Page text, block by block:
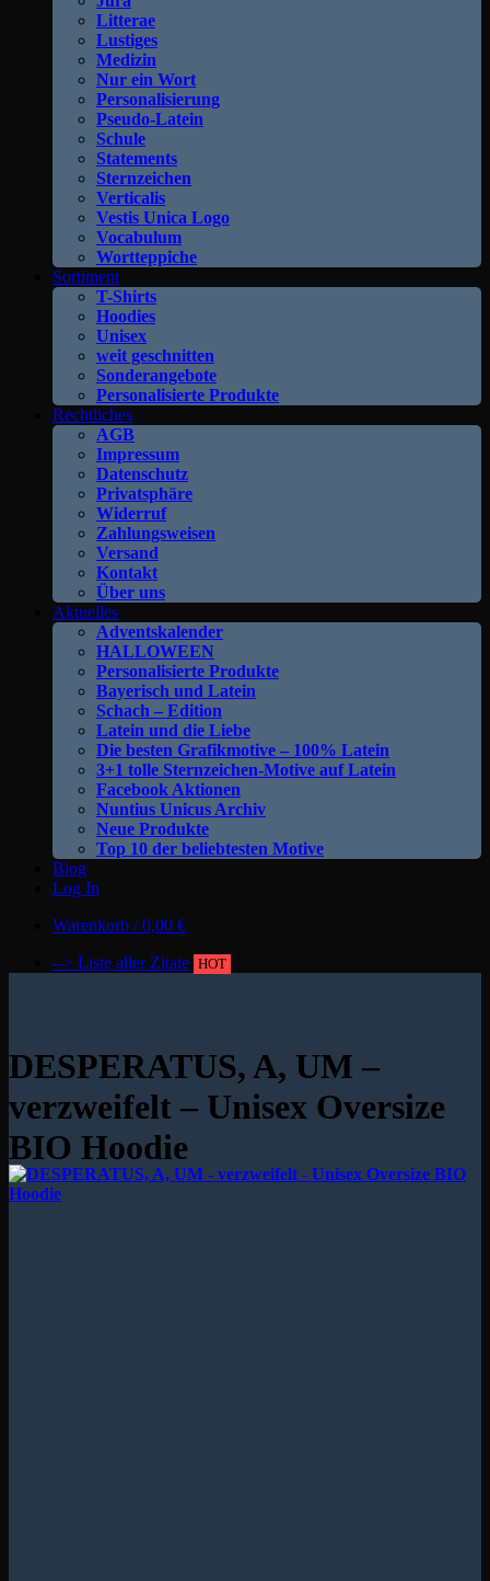
Litterae
Lustiges
Medizin
Nur ein Wort
Personalisierung
Pseudo-Latein
Schule
Statements
Sternzeichen
Verticalis
Vestis Unica Logo
Vocabulum
Wortteppiche
Sortiment
T-Shirts
Hoodies
Unisex
weit geschnitten
Sonderangebote
Personalisierte Produkte
Rechtliches
AGB
Impressum
Datenschutz
Privatsphäre
Widerruf
Zahlungsweisen
Versand
Kontakt
Über uns
Aktuelles
Adventskalender
HALLOWEEN
Personalisierte Produkte
Bayerisch und Latein
Schach – Edition
Latein und die Liebe
Die besten Grafikmotive – 100% Latein
3+1 tolle Sternzeichen-Motive auf Latein
Facebook Aktionen
Nuntius Unicus Archiv
Neue Produkte
Top 10 der beliebtesten Motive
Blog
Log In
Warenkorb /0,00 €
--> Liste aller Zitate HOT
DESPERATUS, A, UM –
verzweifelt – Unisex Oversize
BIO Hoodie